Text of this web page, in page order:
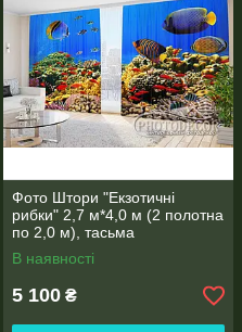
Фото Штори "Екзотичні
рибки" 2,7 м*4,0 м (2 полотна
по 2,0 м), тасьма
В наявності
5 100 ₴